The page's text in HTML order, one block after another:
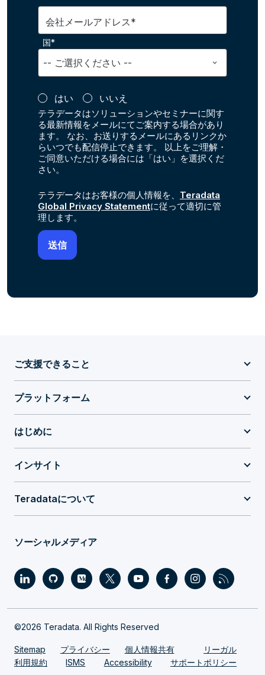
会社メールアドレス*
国*
はい いいえ
テラデータはソリューションやセミナーに関す
る最新情報をメールにてご案内する場合があり
ます。 なお、お送りするメールにあるリンクか
らいつでも配信停止できます。 以上をご理解・
ご同意いただける場合には「はい」を選択くだ
さい。
テラデータはお客様の個人情報を、 Teradata
Global Privacy Statementに従って適切に管
理します。
ご支援できること
プラットフォーム
はじめに
インサイト
Teradataについて
ソーシャルメディア
©2026 Teradata. All Rights Reserved
Sitemap プライバシー 個人情報共有
リーガル
利用規約
ISMS Accessibility サポートポリシー